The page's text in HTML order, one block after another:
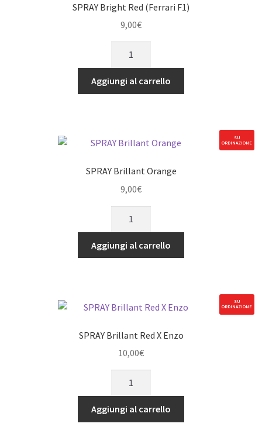
SPRAY Bright Red (Ferrari F1)
9,00€
Red
(Ferrari
Aggiungi al carrello
SU
ORDINAZIONE
SPRAY Brillant Orange
9,00€
Orange
quantità
Aggiungi al carrello
SU
ORDINAZIONE
SPRAY Brillant Red X Enzo
10,00€
Red
X
Aggiungi al carrello